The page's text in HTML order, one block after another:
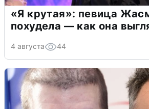
«Я крутая»: певица
похудела — как она
4 августа 44